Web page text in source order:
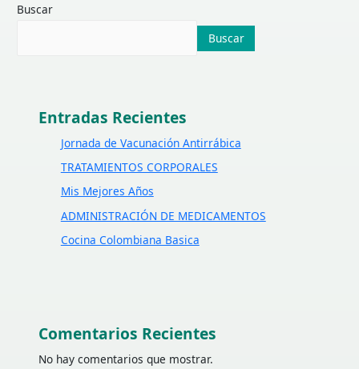
Buscar
Buscar
Entradas Recientes
Jornada de Vacunación Antirrábica
TRATAMIENTOS CORPORALES
Mis Mejores Años
ADMINISTRACIÓN DE MEDICAMENTOS
Cocina Colombiana Basica
Comentarios Recientes
No hay comentarios que mostrar.